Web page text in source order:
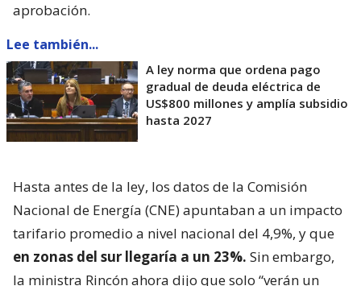
aprobación.
Lee también...
A ley norma que ordena pago
gradual de deuda eléctrica de
US$800 millones y amplía subsidio
hasta 2027
Hasta antes de la ley, los datos de la Comisión
Nacional de Energía (CNE) apuntaban a un impacto
tarifario promedio a nivel nacional del 4,9%, y que
en zonas del sur llegaría a un 23%. Sin embargo,
la ministra Rincón ahora dijo que solo “verán un